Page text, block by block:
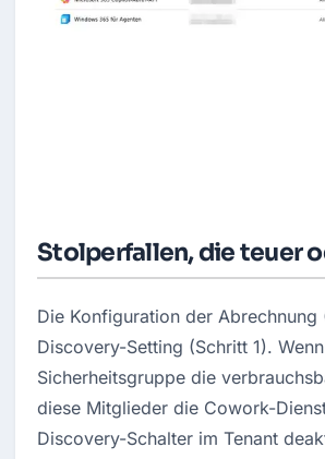
Stolperfallen, die teuer
Die Konfiguration der
Discovery-Setting (Schritt 1).
Sicherheitsgruppe die
diese Mitglieder die Cowork-
Discovery-Schalter im Tenant